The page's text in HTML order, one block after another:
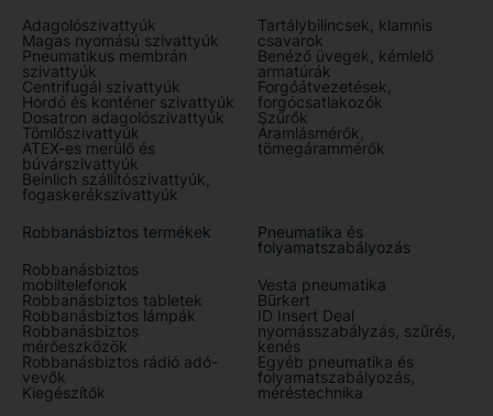
Adagolószivattyúk
Magas nyomású szivattyúk
Pneumatikus membrán
szivattyúk
Centrifugál szivattyúk
Hordó és konténer szivattyúk
Dosatron adagolószivattyúk
Tömlőszivattyúk
ATEX-es merülő és
búvárszivattyúk
Beinlich szállítószivattyúk,
fogaskerékszivattyúk
Tartálybilincsek, klamnis
csavarok
Benéző üvegek, kémlelő
armatúrák
Forgóátvezetések,
forgócsatlakozók
Szűrők
Áramlásmérők,
tömegárammérők
Robbanásbiztos termékek
Robbanásbiztos
mobiltelefonok
Robbanásbiztos tabletek
Robbanásbiztos lámpák
Robbanásbiztos
mérőeszközök
Robbanásbiztos rádió adó-
vevők
Kiegészítők
Pneumatika és
folyamatszabályozás
Vesta pneumatika
Bürkert
ID Insert Deal
nyomásszabályzás, szűrés,
kenés
Egyéb pneumatika és
folyamatszabályozás,
méréstechnika